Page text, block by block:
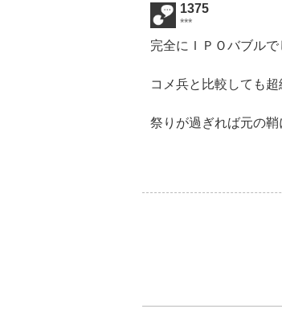
1375
***
完全にＩＰＯバブルで
コメ兵と比較しても超
祭りが過ぎれば元の鞘